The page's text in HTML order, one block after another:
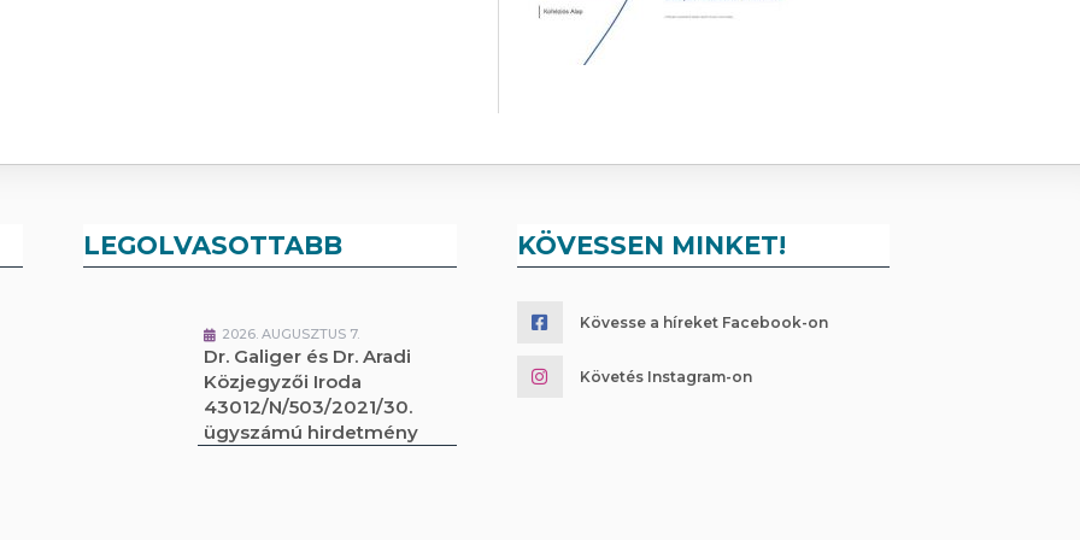
LEGOLVASOTTABB
2026. AUGUSZTUS 7.
Dr. Galiger és Dr. Aradi
Közjegyzői Iroda
43012/N/503/2021/30.
ügyszámú hirdetmény
KÖVESSEN MINKET!
Kövesse a híreket Facebook-on
Követés Instagram-on